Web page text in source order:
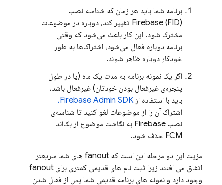
برنامه شما باید هر زمان که شناسه نصب
Firebase (FID) تغییر کند، دوباره در موضوعات
مشترک شود. این کار باعث می‌شود که وقتی
برنامه دوباره فعال می‌شود، اشتراک‌ها به طور
خودکار دوباره ظاهر شوند.
اگر یک نمونه برنامه به مدت یک ماه (یا در طول
پنجره‌ی غیرفعال بودن خودتان) غیرفعال باشد،
باید با استفاده از Firebase Admin SDK،
اشتراک آن را از موضوعات لغو کنید تا شناسه‌ی
نصب Firebase به نگاشت موضوع از بک‌اند
FCM حذف شود.
مزیت این دو مرحله این است که fanout های شما سریعتر
اتفاق می افتند زیرا ثبت نام های قدیمی کمتری برای fanout
وجود دارد و نمونه های برنامه قدیمی شما پس از فعال شدن